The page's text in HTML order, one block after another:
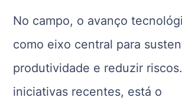
No campo, o avanço
como eixo central para
produtividade e reduzir
iniciativas recentes, está o